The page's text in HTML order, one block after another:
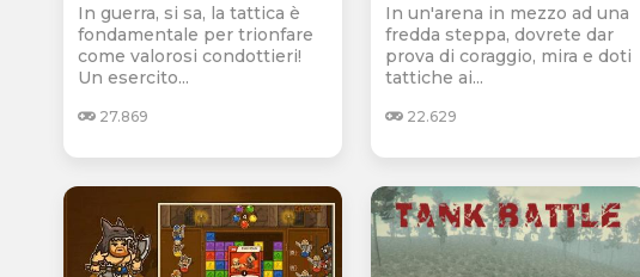
In guerra, si sa, la tattica è
fondamentale per trionfare
come valorosi condottieri!
Un esercito...
27.869
In un'arena in mezzo ad una
fredda steppa, dovrete dar
prova di coraggio, mira e doti
tattiche ai...
22.629